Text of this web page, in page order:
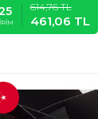
614,76TL
461,06 TL